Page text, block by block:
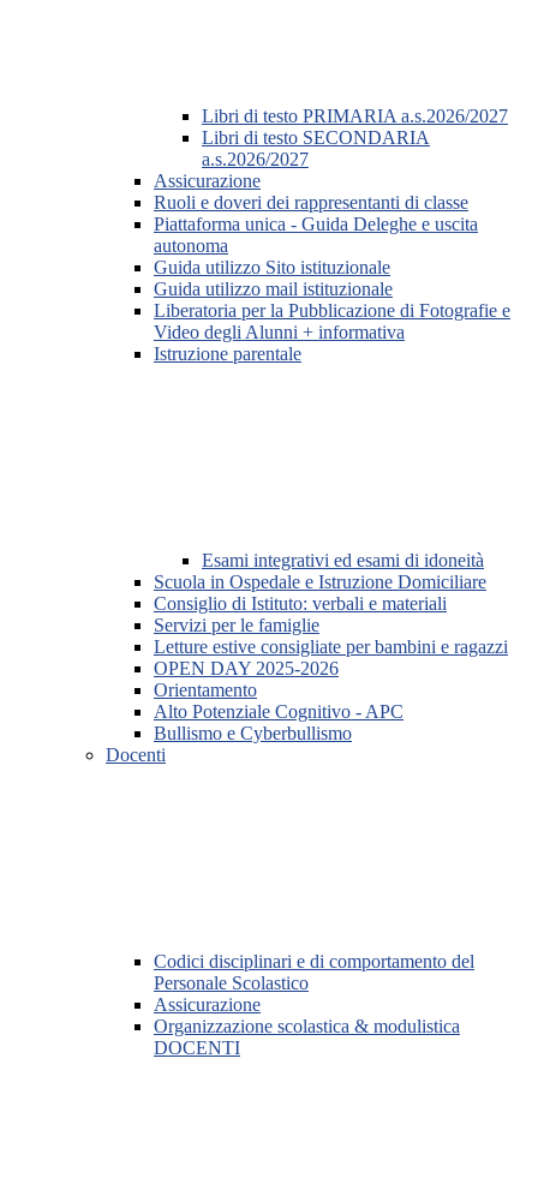
Libri di testo PRIMARIA a.s.2026/2027
Libri di testo SECONDARIA
a.s.2026/2027
Assicurazione
Ruoli e doveri dei rappresentanti di classe
Piattaforma unica - Guida Deleghe e uscita
autonoma
Guida utilizzo Sito istituzionale
Guida utilizzo mail istituzionale
Liberatoria per la Pubblicazione di Fotografie e
Video degli Alunni + informativa
Istruzione parentale
Esami integrativi ed esami di idoneità
Scuola in Ospedale e Istruzione Domiciliare
Consiglio di Istituto: verbali e materiali
Servizi per le famiglie
Letture estive consigliate per bambini e ragazzi
OPEN DAY 2025-2026
Orientamento
Alto Potenziale Cognitivo - APC
Bullismo e Cyberbullismo
Docenti
Codici disciplinari e di comportamento del
Personale Scolastico
Assicurazione
Organizzazione scolastica & modulistica
DOCENTI